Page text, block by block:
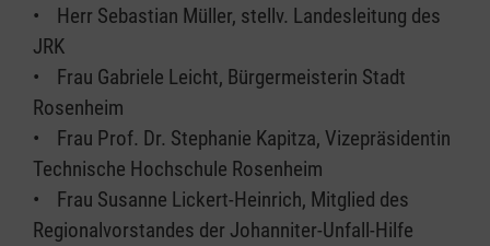
• Herr Sebastian Müller, stellv. Landesleitung des
JRK
• Frau Gabriele Leicht, Bürgermeisterin Stadt
Rosenheim
• Frau Prof. Dr. Stephanie Kapitza, Vizepräsidentin
Technische Hochschule Rosenheim
• Frau Susanne Lickert-Heinrich, Mitglied des
Regionalvorstandes der Johanniter-Unfall-Hilfe